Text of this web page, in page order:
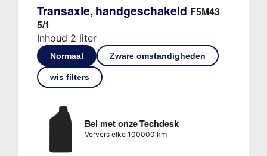
Transaxle, handgeschakeld F5M43
5/1
Inhoud 2 liter
Normaal Zware omstandigheden
wis filters
Bel met onze Techdesk
Ververs elke 100000 km